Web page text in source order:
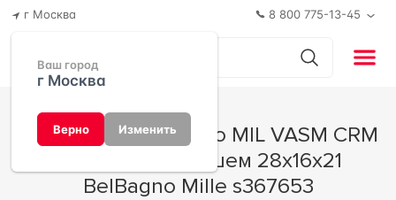
г Москва
Ваш город
г Москва
Верно Изменить
8 800 775-13-45
для ванны с душем 28x16x21
BelBagno Mille s367653